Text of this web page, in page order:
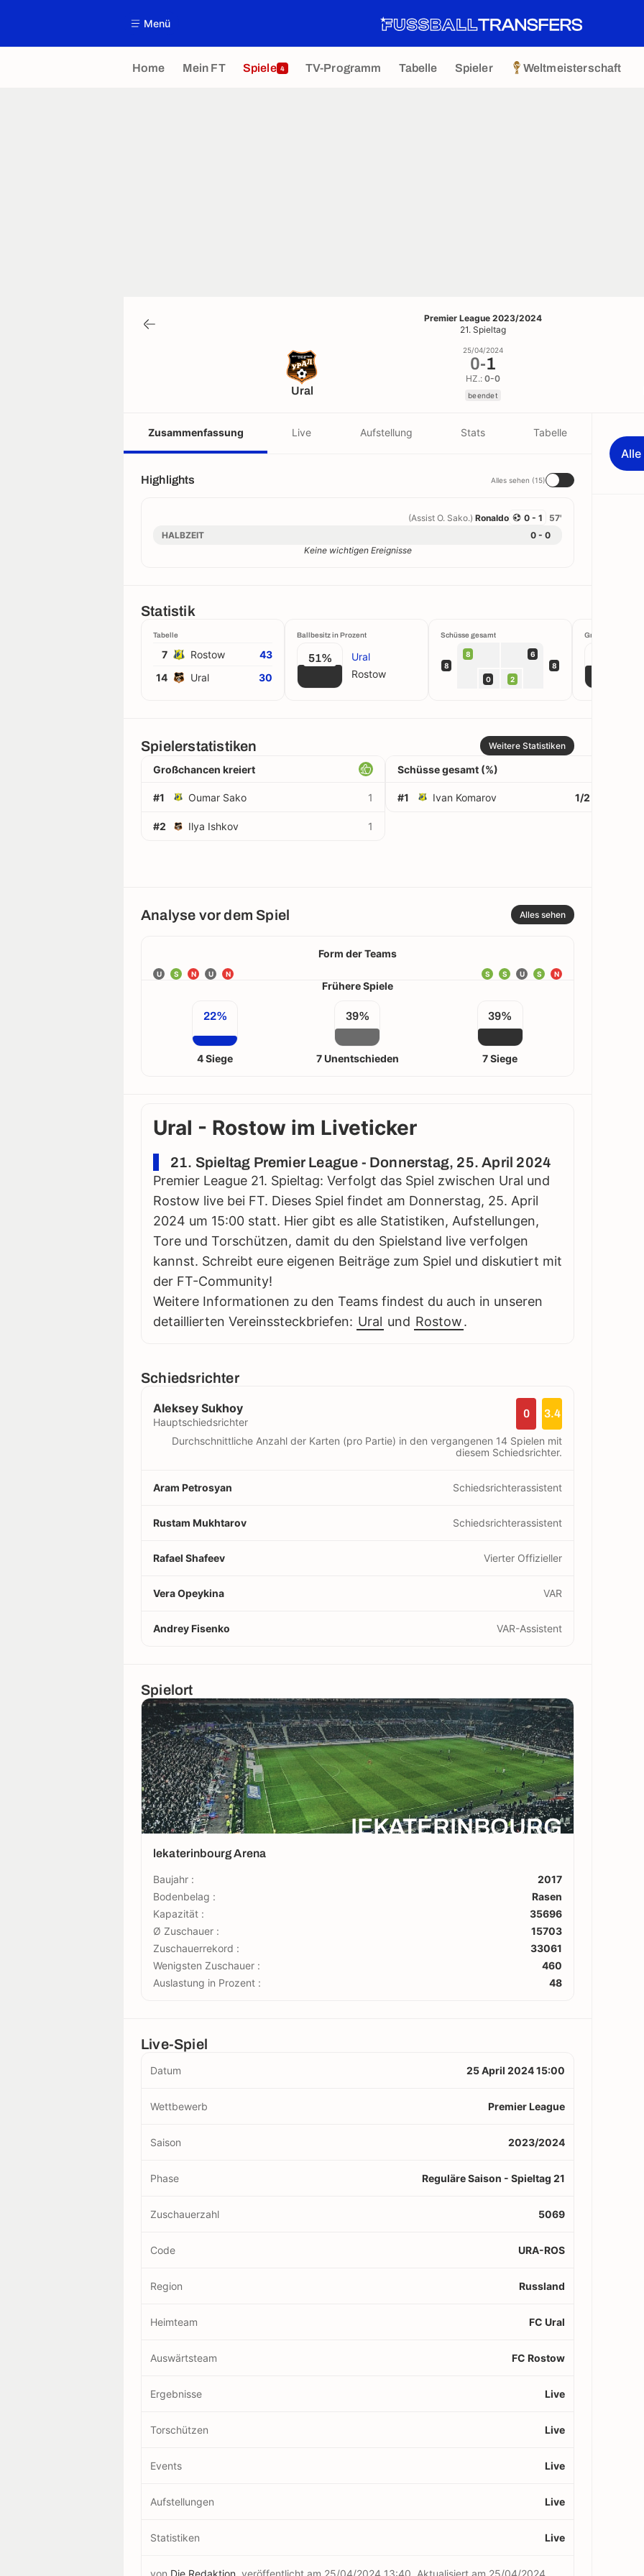
Menü
Home Mein FT Spiele 4 TV-Programm Tabelle Spieler Weltmeisterschaft
Premier League 2023/2024
21. Spieltag
Ural
25/04/2024
0-1
HZ.: 0-0
beendet
Zusammenfassung Live Aufstellung Stats Tabelle
Highlights Alles sehen (15)
57'
0 - 1
(Assist O. Sako.) Ronaldo
HALBZEIT
0 - 0
Keine wichtigen Ereignisse
Statistik
Tabelle
7 Rostow
43
14
Ural 30
Ballbesitz in Prozent
51%
Ural
Rostow
Schüsse gesamt
8
8 6
0 2
8
Großchancen
Spielerstatistiken Weitere Statistiken
Großchancen kreiert
#1 Oumar Sako 1
#2 Ilya Ishkov 1
Schüsse gesamt (%)
#1 Ivan Komarov 1/2
Analyse vor dem Spiel Alles sehen
Form der Teams
U S N U N N
S
U
S
S
Frühere Spiele
22%
4 Siege
39%
7 Unentschieden
39%
7 Siege
Ural - Rostow im Liveticker
21. Spieltag Premier League - Donnerstag, 25. April 2024
Premier League 21. Spieltag: Verfolgt das Spiel zwischen Ural und
Rostow live bei FT. Dieses Spiel findet am Donnerstag, 25. April
2024 um 15:00 statt. Hier gibt es alle Statistiken, Aufstellungen,
Tore und Torschützen, damit du den Spielstand live verfolgen
kannst. Schreibt eure eigenen Beiträge zum Spiel und diskutiert mit
der FT-Community!
Weitere Informationen zu den Teams findest du auch in unseren
detaillierten Vereinssteckbriefen: Ural und Rostow.
Schiedsrichter
Aleksey Sukhoy
Hauptschiedsrichter
0 3.4
Durchschnittliche Anzahl der Karten (pro Partie) in den vergangenen 14 Spielen mit
diesem Schiedsrichter.
Aram Petrosyan Schiedsrichterassistent
Rustam Mukhtarov Schiedsrichterassistent
Rafael Shafeev Vierter Offizieller
Vera Opeykina VAR
Andrey Fisenko VAR-Assistent
Spielort
IEKATERINBOURG
lekaterinbourg Arena
Baujahr :
2017
Bodenbelag :
Rasen
Kapazität :
35696
Ø Zuschauer :
15703
Zuschauerrekord :
33061
Wenigsten Zuschauer :
460
Auslastung in Prozent :
48
Live-Spiel
Datum 25 April 2024 15:00
Wettbewerb Premier League
Saison 2023/2024
Phase Reguläre Saison - Spieltag 21
Zuschauerzahl 5069
Code URA-ROS
Region Russland
Heimteam FC Ural
Auswärtsteam FC Rostow
Ergebnisse Live
Torschützen Live
Events Live
Aufstellungen Live
Statistiken Live
von Die Redaktion veröffentlicht am 25/04/2024 13:40 Aktualisiert am 25/04/2024
Alle